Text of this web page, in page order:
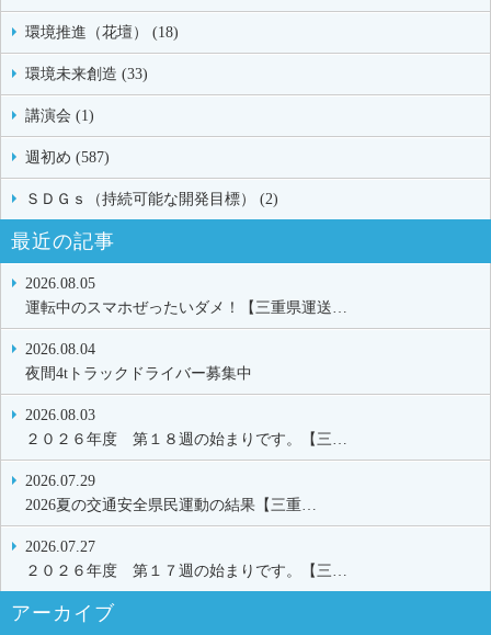
環境推進（花壇） (18)
環境未来創造 (33)
講演会 (1)
週初め (587)
ＳＤＧｓ（持続可能な開発目標） (2)
最近の記事
2026.08.05
運転中のスマホぜったいダメ！【三重県運送…
2026.08.04
夜間4tトラックドライバー募集中
2026.08.03
２０２６年度 第１８週の始まりです。【三…
2026.07.29
2026夏の交通安全県民運動の結果【三重…
2026.07.27
２０２６年度 第１７週の始まりです。【三…
アーカイブ